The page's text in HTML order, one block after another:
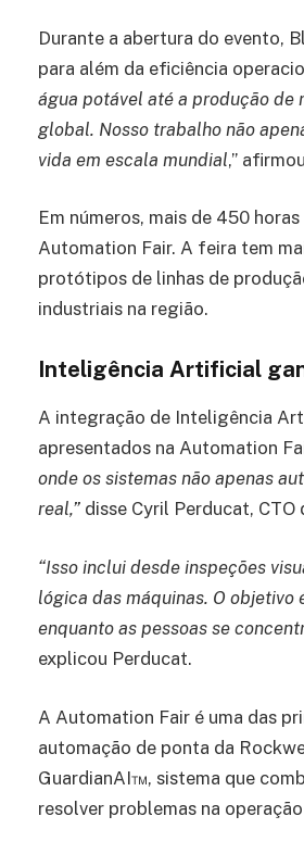
Durante a abertura do evento,
para além da eficiência
água potável até a produção de
global. Nosso trabalho não
vida em escala mundial,”
Em números, mais de 450
Automation Fair. A feira tem
protótipos de linhas de
industriais na região.
Inteligência Artificial
A integração de Inteligência
apresentados na Automation
onde os sistemas não apenas
real,” disse Cyril Perducat,
“Isso inclui desde inspeções
lógica das máquinas. O
enquanto as pessoas se
explicou Perducat.
A Automation Fair é uma das
automação de ponta da
GuardianAI™, sistema que
resolver problemas na